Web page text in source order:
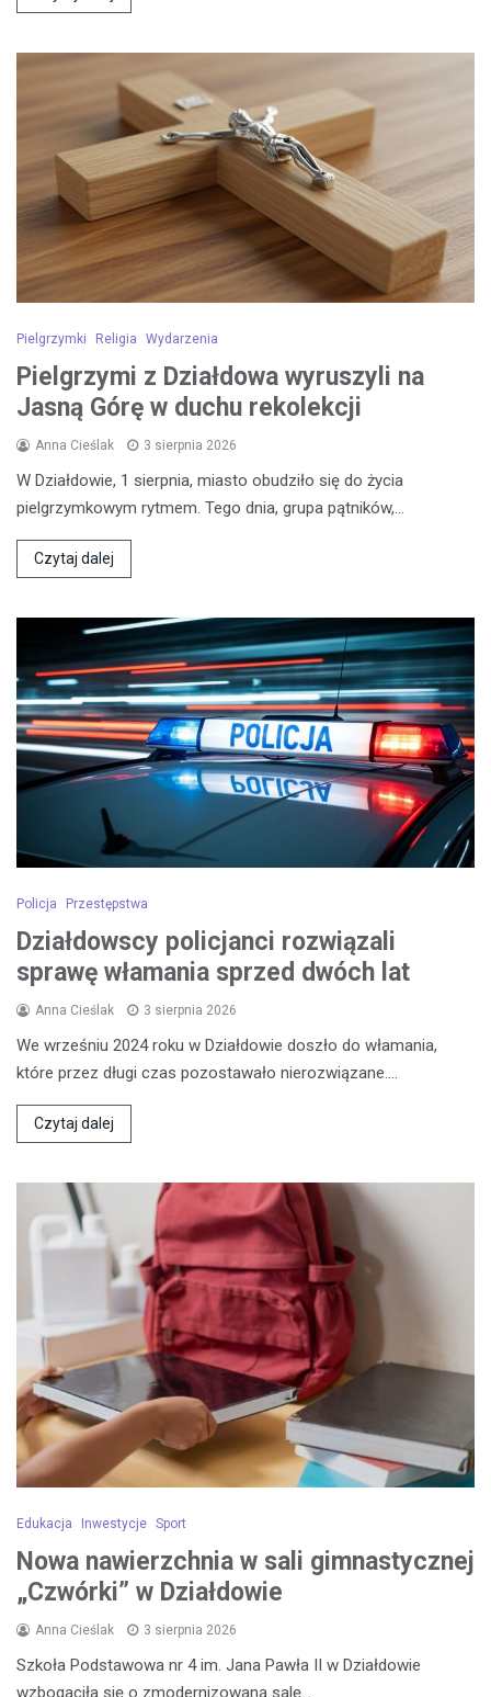
Pielgrzymki Religia Wydarzenia
Pielgrzymi z Działdowa wyruszyli na
Jasną Górę w duchu rekolekcji
Anna Cieślak 3 sierpnia 2026
W Działdowie, 1 sierpnia, miasto obudziło się do życia
pielgrzymkowym rytmem. Tego dnia, grupa pątników,…
Czytaj dalej
Policja Przestępstwa
Działdowscy policjanci rozwiązali
sprawę włamania sprzed dwóch lat
Anna Cieślak 3 sierpnia 2026
We wrześniu 2024 roku w Działdowie doszło do włamania,
które przez długi czas pozostawało nierozwiązane.…
Czytaj dalej
Edukacja Inwestycje Sport
Nowa nawierzchnia w sali gimnastycznej
„Czwórki” w Działdowie
Anna Cieślak 3 sierpnia 2026
Szkoła Podstawowa nr 4 im. Jana Pawła II w Działdowie
wzbogaciła się o zmodernizowaną salę…